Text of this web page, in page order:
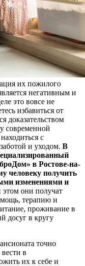
их пожилого
негативным и
это вовсе не
избавиться от
доказательством
современной
с
и уходом. В
в Ростове-на-
человеку получить
изменениями и
они получат
терапию и
проживание в
досуг в кругу
точно
в
их к себе и